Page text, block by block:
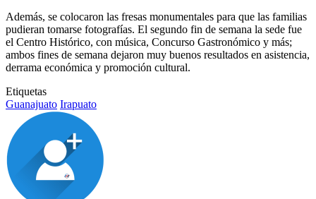
Además, se colocaron las fresas monumentales para que las familias
pudieran tomarse fotografías. El segundo fin de semana la sede fue
el Centro Histórico, con música, Concurso Gastronómico y más;
ambos fines de semana dejaron muy buenos resultados en asistencia,
derrama económica y promoción cultural.
Etiquetas
Guanajuato Irapuato